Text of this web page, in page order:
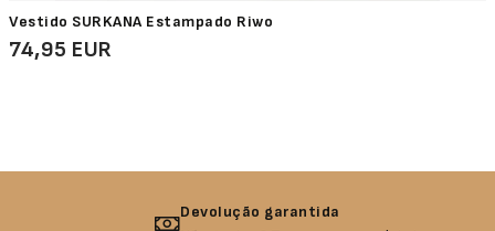
Vestido SURKANA Estampado Riwo
74,95 EUR
Devolução garantida